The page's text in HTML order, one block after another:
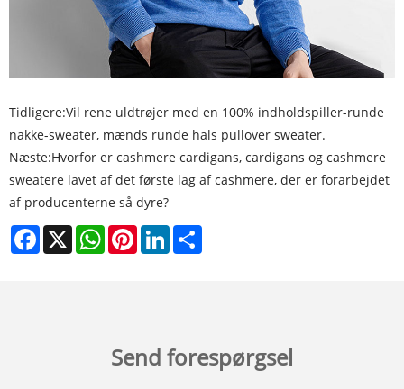
Tidligere:Vil rene uldtrøjer med en 100% indholdspiller-runde
nakke-sweater, mænds runde hals pullover sweater.
Næste:Hvorfor er cashmere cardigans, cardigans og cashmere
sweatere lavet af det første lag af cashmere, der er forarbejdet
af producenterne så dyre?
Facebook
X WhatsAppPinterestLinkedIn
Send forespørgsel